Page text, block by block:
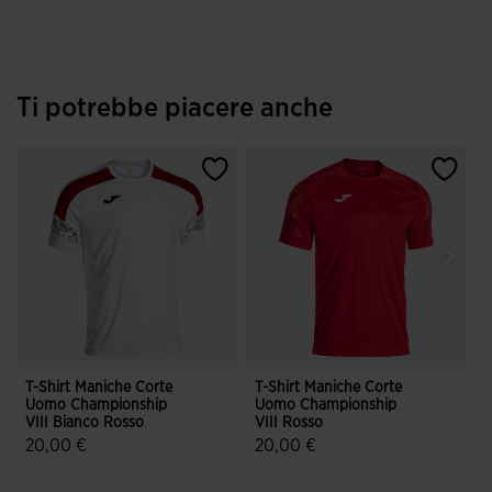
Ti potrebbe piacere anche
T-Shirt Maniche Corte
Uomo Championship
VIII Bianco Rosso
20,00 €
T-Shirt Maniche Corte
Uomo Championship
VIII Rosso
20,00 €